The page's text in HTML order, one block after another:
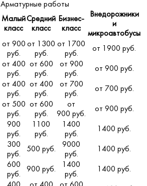
Арматурные работы
Малый
класс
Средний
класс
Бизнес-
класс
Внедорожники
и
микроавтобусы
от 900
руб.
от 1300
руб.
от 1700
руб.
от 1900 руб.
от 400
руб.
от 600
руб.
от 900
руб.
от 900 руб.
от 400
руб.
от 400
руб.
от 700
руб.
от 700 руб.
от 500
руб.
от 600
руб.
от
900 руб.
от 900 руб.
900
руб.
1100
руб.
1400
руб.
1400 руб.
300
руб.
500 руб.
9000
руб.
1400 руб.
600
руб.
900 руб.
1400
руб.
1400 руб.